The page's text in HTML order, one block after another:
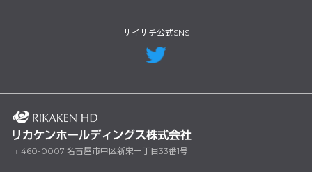
サイサチ公式SNS
〒460-0007 名古屋市中区新栄一丁目33番1号